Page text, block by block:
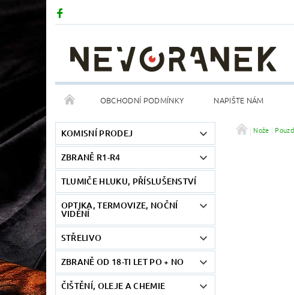
OBCHODNÍ PODMÍNKY NAPIŠTE NÁM
KOMISNÍ PRODEJ
ZBRANĚ R1-R4
TLUMIČE HLUKU, PŘÍSLUŠENSTVÍ
OPTIKA, TERMOVIZE, NOČNÍ
VIDĚNÍ
STŘELIVO
ZBRANĚ OD 18-TI LET PO + NO
ČIŠTĚNÍ, OLEJE A CHEMIE
Nože